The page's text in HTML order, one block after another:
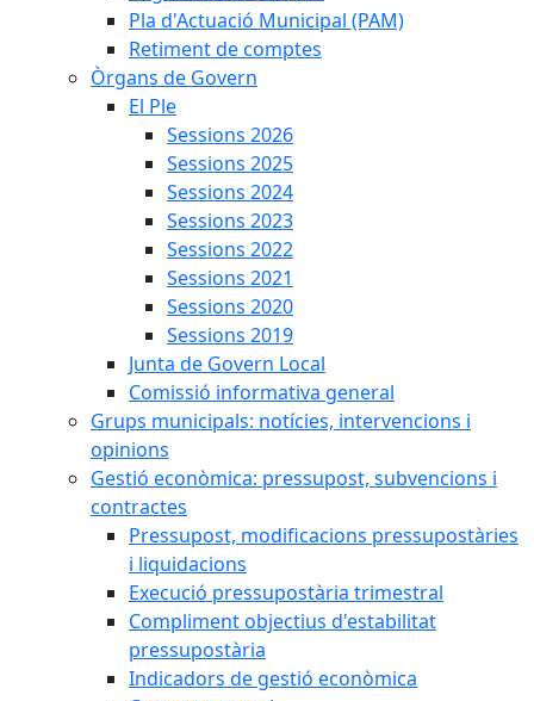
Pla d'Actuació Municipal (PAM)
Retiment de comptes
Òrgans de Govern
El Ple
Sessions 2026
Sessions 2025
Sessions 2024
Sessions 2023
Sessions 2022
Sessions 2021
Sessions 2020
Sessions 2019
Junta de Govern Local
Comissió informativa general
Grups municipals: notícies, intervencions i
opinions
Gestió econòmica: pressupost, subvencions i
contractes
Pressupost, modificacions pressupostàries
i liquidacions
Execució pressupostària trimestral
Compliment objectius d'estabilitat
pressupostària
Indicadors de gestió econòmica